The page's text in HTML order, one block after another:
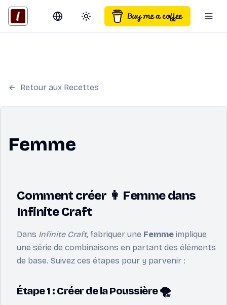
Switch language
Toggle theme
Retour aux Recettes
Femme
Comment créer 👩 Femme dans
Infinite Craft
Dans Infinite Craft, fabriquer une Femme implique
une série de combinaisons en partant des éléments
de base. Suivez ces étapes pour y parvenir :
Étape 1 : Créer de la Poussière 🌪️